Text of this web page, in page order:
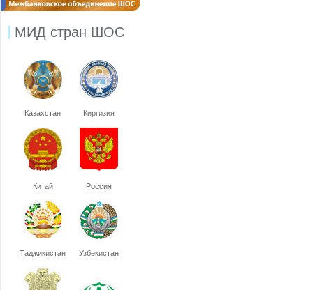
МИД стран ШОС
Казахстан Киргизия
Китай Россия
Таджикистан Узбекистан